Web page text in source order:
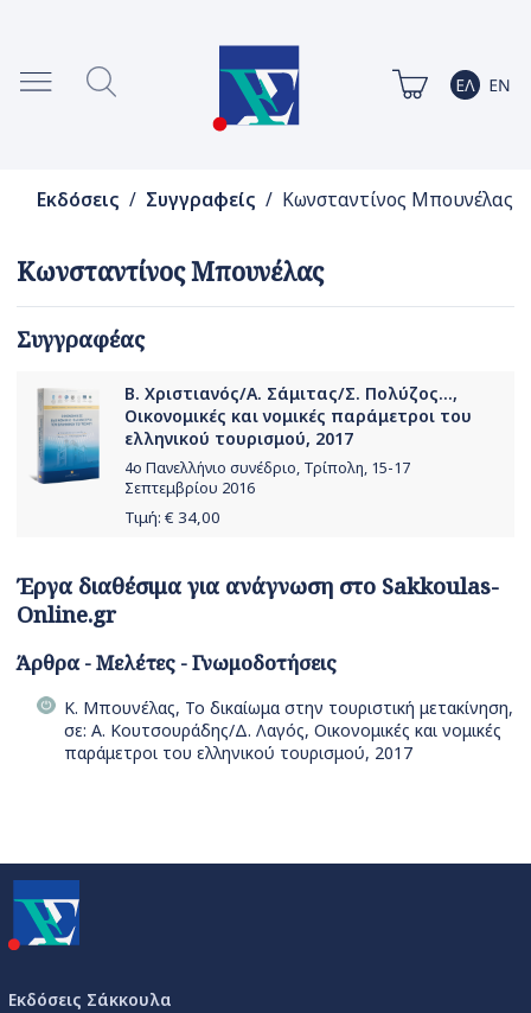
Εκδόσεις / Συγγραφείς / Κωνσταντίνος Μπουνέλας
Κωνσταντίνος Μπουνέλας
Συγγραφέας
Β. Χριστιανός/Α. Σάμιτας/Σ. Πολύζος...,
Οικονομικές και νομικές παράμετροι του
ελληνικού τουρισμού, 2017
4ο Πανελλήνιο συνέδριο, Τρίπολη, 15-17
Σεπτεμβρίου 2016
Τιμή: € 34,00
Έργα διαθέσιμα για ανάγνωση στο Sakkoulas-
Online.gr
Άρθρα - Μελέτες - Γνωμοδοτήσεις
Κ. Μπουνέλας, Το δικαίωμα στην τουριστική μετακίνηση,
σε: Α. Κουτσουράδης/Δ. Λαγός, Οικονομικές και νομικές
παράμετροι του ελληνικού τουρισμού, 2017
Εκδόσεις Σάκκουλα